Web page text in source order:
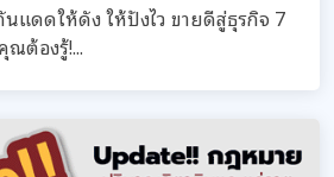
แดดให้ดัง ให้ปังไว ขายดีสู่ธุรกิจ 7
ต้องรู้!...